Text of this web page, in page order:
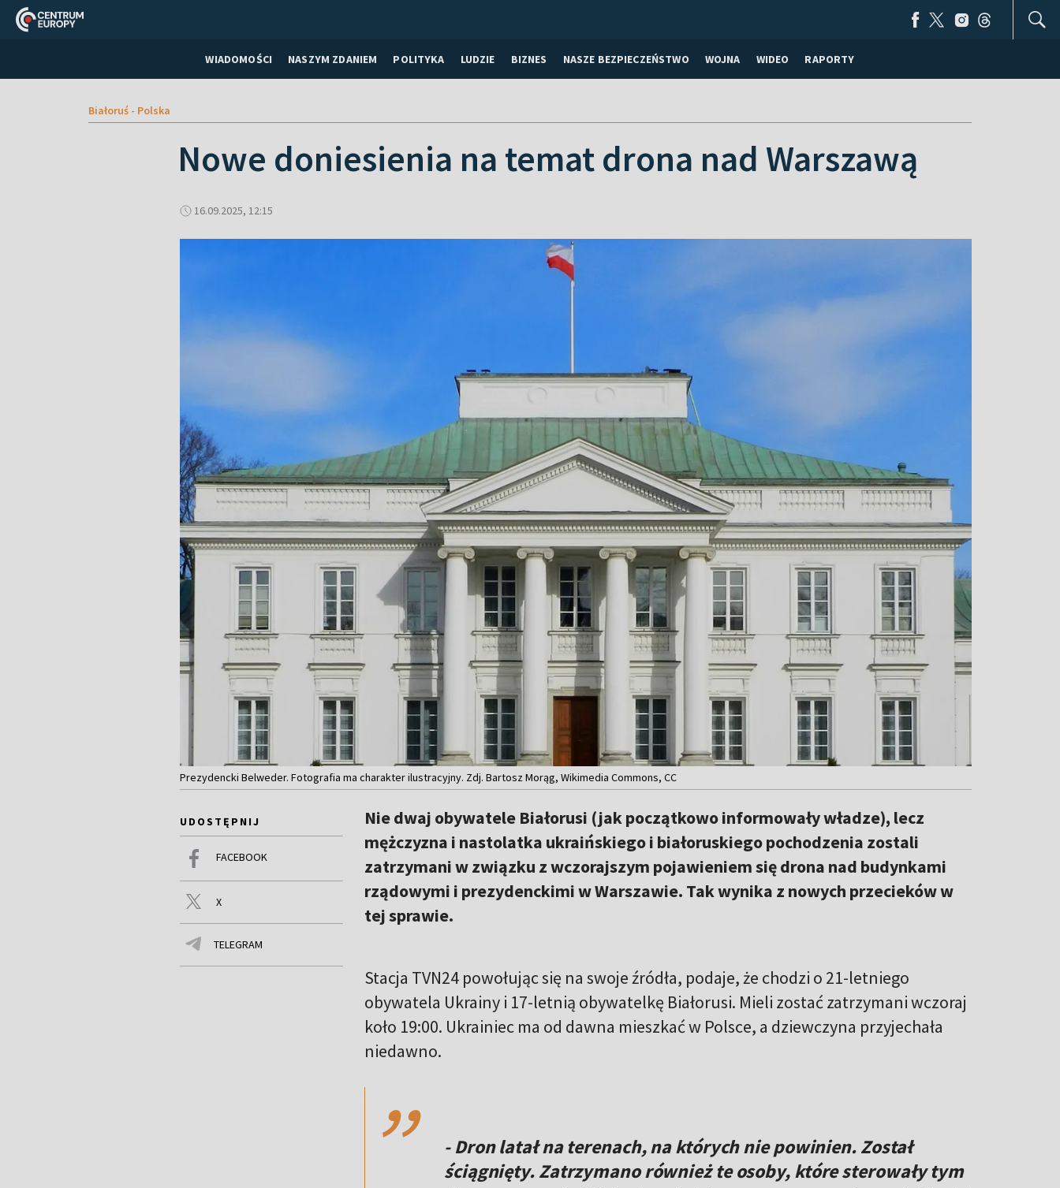
WIADOMOŚCI NASZYM ZDANIEM POLITYKA LUDZIE BIZNES NASZE BEZPIECZEŃSTWO WOJNA WIDEO RAPORTY
Białoruś - Polska
Nowe doniesienia na temat drona nad Warszawą
16.09.2025, 12:15
Prezydencki Belweder. Fotografia ma charakter ilustracyjny. Zdj. Bartosz Morąg, Wikimedia Commons, CC
UDOSTĘPNIJ
FACEBOOK
X
TELEGRAM
Nie dwaj obywatele Białorusi (jak początkowo informowały władze), lecz
mężczyzna i nastolatka ukraińskiego i białoruskiego pochodzenia zostali
zatrzymani w związku z wczorajszym pojawieniem się drona nad budynkami
rządowymi i prezydenckimi w Warszawie. Tak wynika z nowych przecieków w
tej sprawie.
Stacja TVN24 powołując się na swoje źródła, podaje, że chodzi o 21-letniego
obywatela Ukrainy i 17-letnią obywatelkę Białorusi. Mieli zostać zatrzymani wczoraj
koło 19:00. Ukrainiec ma od dawna mieszkać w Polsce, a dziewczyna przyjechała
niedawno.
,,
- Dron latał na terenach, na których nie powinien. Został
ściągnięty. Zatrzymano również te osoby, które sterowały tym